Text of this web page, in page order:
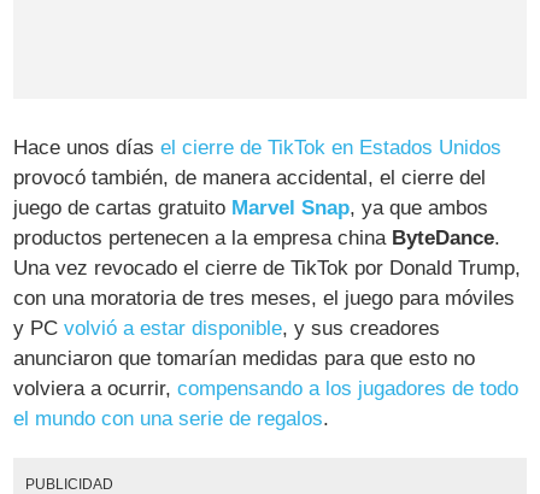
Hace unos díasel cierre de TikTok en Estados Unidos
provocó también, de manera accidental, el cierre del
juego de cartas gratuito Marvel Snap, ya que ambos
productos pertenecen a la empresa china ByteDance.
Una vez revocado el cierre de TikTok por Donald Trump,
con una moratoria de tres meses, el juego para móviles
y PCvolvió a estar disponible, y sus creadores
anunciaron que tomarían medidas para que esto no
volviera a ocurrir,compensando a los jugadores de todo
el mundo con una serie de regalos.
PUBLICIDAD